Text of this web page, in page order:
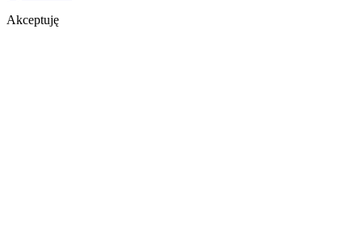
Akceptuję